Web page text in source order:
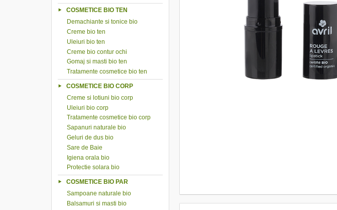
COSMETICE BIO TEN
Demachiante si tonice bio
Creme bio ten
Uleiuri bio ten
Creme bio contur ochi
Gomaj si masti bio ten
Tratamente cosmetice bio ten
COSMETICE BIO CORP
Creme si lotiuni bio corp
Uleiuri bio corp
Tratamente cosmetice bio corp
Sapanuri naturale bio
Geluri de dus bio
Sare de Baie
Igiena orala bio
Protectie solara bio
COSMETICE BIO PAR
Sampoane naturale bio
Balsamuri si masti bio